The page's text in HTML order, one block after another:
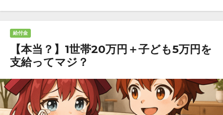
給付金
【本当？】1世帯20万円＋子ども5万円を
支給ってマジ？